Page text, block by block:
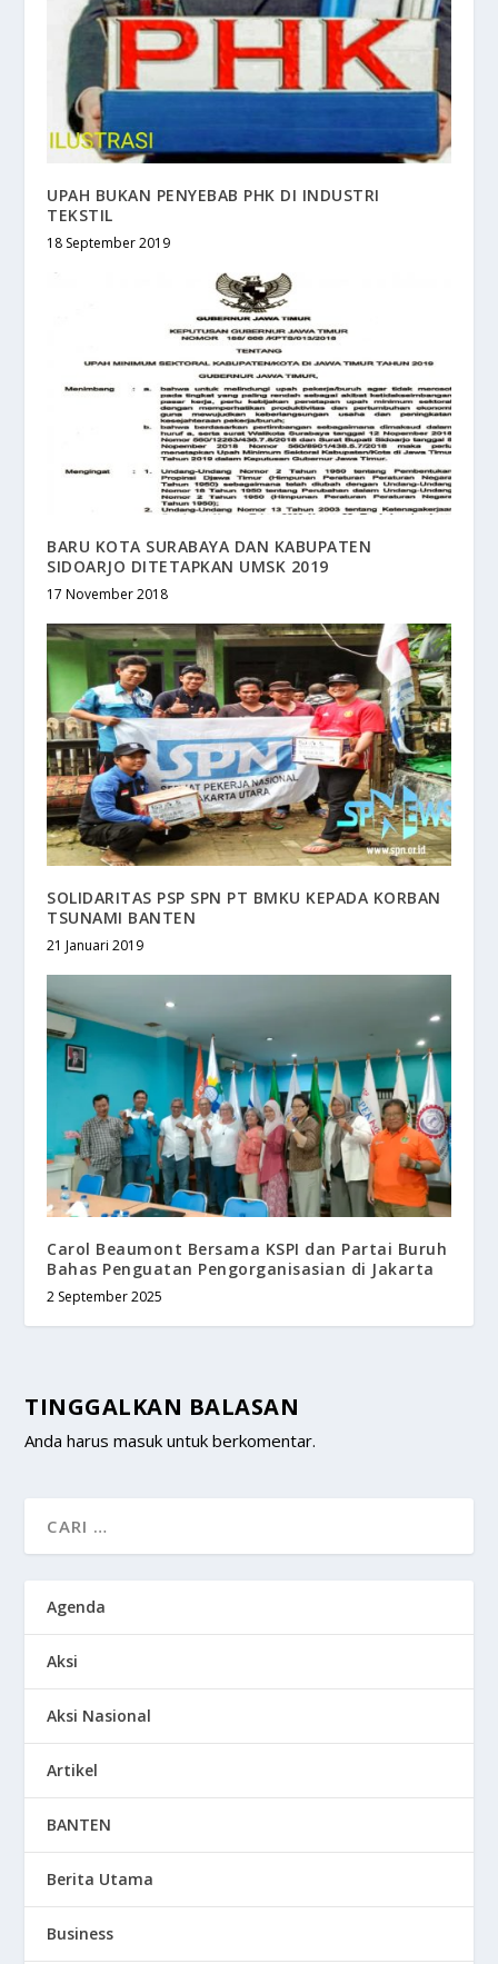
UPAH BUKAN PENYEBAB PHK DI INDUSTRI
TEKSTIL
18 September 2019
BARU KOTA SURABAYA DAN KABUPATEN
SIDOARJO DITETAPKAN UMSK 2019
17 November 2018
SOLIDARITAS PSP SPN PT BMKU KEPADA KORBAN
TSUNAMI BANTEN
21 Januari 2019
Carol Beaumont Bersama KSPI dan Partai Buruh
Bahas Penguatan Pengorganisasian di Jakarta
2 September 2025
TINGGALKAN BALASAN
Anda harusmasuk untuk berkomentar.
Agenda
Aksi
Aksi Nasional
Artikel
BANTEN
Berita Utama
Business